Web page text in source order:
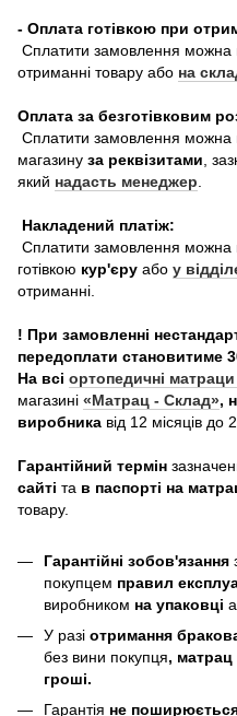
- Оплата готівкою при
Сплатити замовлення можна
отриманні товару або на
Оплата за безготівковим
Сплатити замовлення можна
магазину за реквізитами ,
який надасть менеджер
Накладений платіж:
Сплатити замовлення можна
готівкою кур'єру або у
отриманні.
! При замовленні
передоплати становитиме
На всі ортопедичні матраци
магазині «Матрац - Склад»,
виробника від 12 місяців до
Гарантійний термін
сайті та в паспорті на
товару.
Гарантійні зобов'язання
покупцем правил
виробником на упаковці
У разі отримання
без вини покупця, матрац
гроші.
Гарантія не